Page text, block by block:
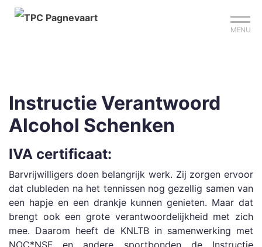
MENU
Instructie Verantwoord
Alcohol Schenken
IVA certificaat:
Barvrijwilligers doen belangrijk werk. Zij zorgen ervoor
dat clubleden na het tennissen nog gezellig samen van
een hapje en een drankje kunnen genieten. Maar dat
brengt ook een grote verantwoordelijkheid met zich
mee. Daarom heeft de KNLTB in samenwerking met
NOC*NSF en andere sportbonden de Instructie